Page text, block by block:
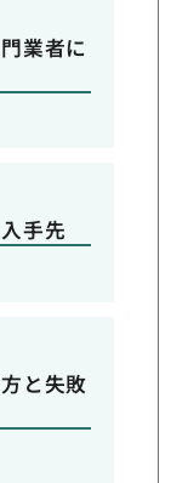
業者に
手先
と失敗